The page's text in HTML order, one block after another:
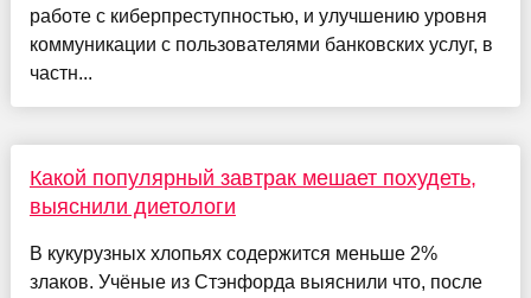
работе с киберпреступностью, и улучшению уровня
коммуникации с пользователями банковских услуг, в
частн...
Какой популярный завтрак мешает похудеть,
выяснили диетологи
В кукурузных хлопьях содержится меньше 2%
злаков. Учёные из Стэнфорда выяснили что, после